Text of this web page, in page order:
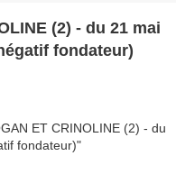
(2) - du 21 mai
fondateur)